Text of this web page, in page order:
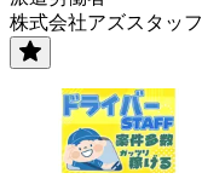
株式会社アズスタッフ